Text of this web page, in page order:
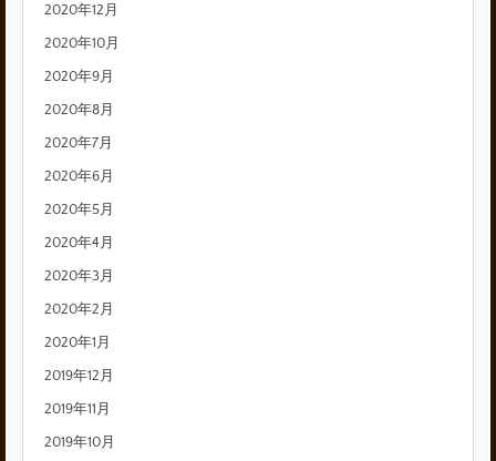
2020年12月
2020年10月
2020年9月
2020年8月
2020年7月
2020年6月
2020年5月
2020年4月
2020年3月
2020年2月
2020年1月
2019年12月
2019年11月
2019年10月